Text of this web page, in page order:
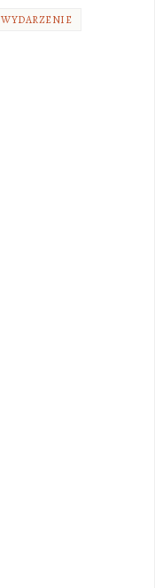
WYDARZENIE